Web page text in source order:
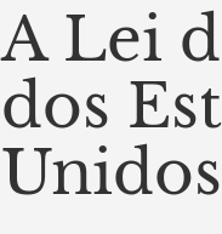
A Lei
dos